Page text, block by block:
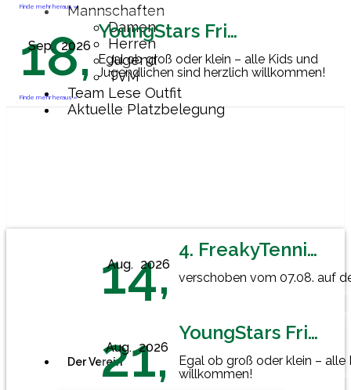
Mannschaften
Damen
Herren
Jugend
TVM
Team Lese Outfit
Aktuelle Platzbelegung
Endrunde zur Deutschen
Mannschaftsmeisterschaft der Herren
60 zu sein. Ab[…]
Finde mehr heraus »
Sep.
18,
2026
YoungStars Friday
Egal ob groß oder klein – alle Kids und
Jugendlichen sind herzlich willkommen!
Finde mehr heraus »
Der Verein
Aug.
14,
2026
4. FreakyTennisFriday
verschoben vom 07.08. auf
Aug.
21,
2026
YoungStars Friday
Egal ob groß oder klein –
willkommen!